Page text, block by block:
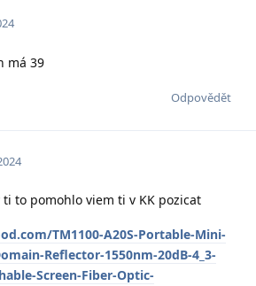
má 39
Odpovědět
ti to pomohlo viem ti v KK pozicat
TM1100-A20S-Portable-Mini-
Reflector-1550nm-20dB-4_3-
Screen-Fiber-Optic-